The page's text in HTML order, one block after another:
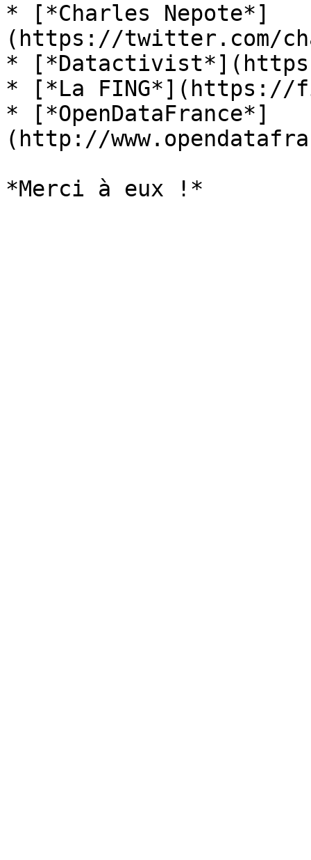
* [*Charles Nepote*]
(https://twitter.com/
*
* [*La FING*](https://
* [*OpenDataFrance*]
(http://